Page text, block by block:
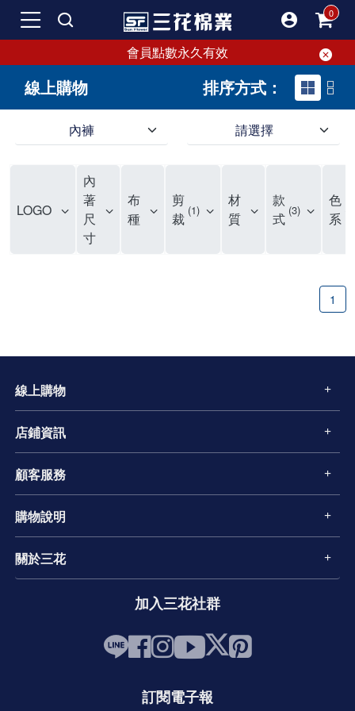
會員點數永久有效
線上購物 排序方式：
內褲 請選擇
LOGO
內
著
尺
寸
布
種
剪
裁 1
材
質
款
式 3
色
系
1
線上購物
店鋪資訊
顧客服務
購物說明
關於三花
加入三花社群
訂閱電子報